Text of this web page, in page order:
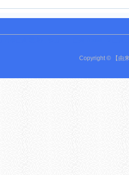
Copyright © 【由